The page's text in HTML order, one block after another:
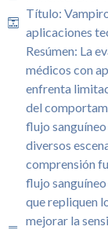
Título:
aplicaciones
Resúmen: La
médicos con
enfrenta
del
flujo
diversos
comprensión
flujo
que repliquen
mejorar la